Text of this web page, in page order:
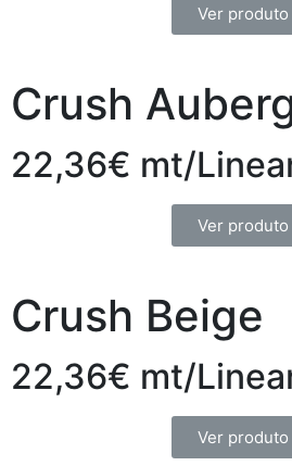
Ver produto
Crush
22,36€ mt/
Ver produto
Crush Beige
22,36€ mt/
Ver produto